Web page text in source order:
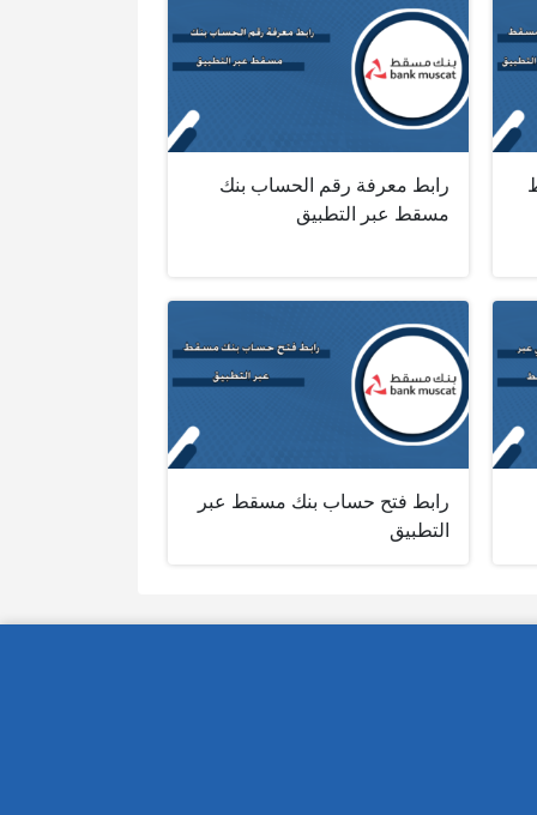
رابط معرفة رقم الحساب بنك
مسقط عبر التطبيق
رابط فتح حساب بنك مسقط عبر
التطبيق